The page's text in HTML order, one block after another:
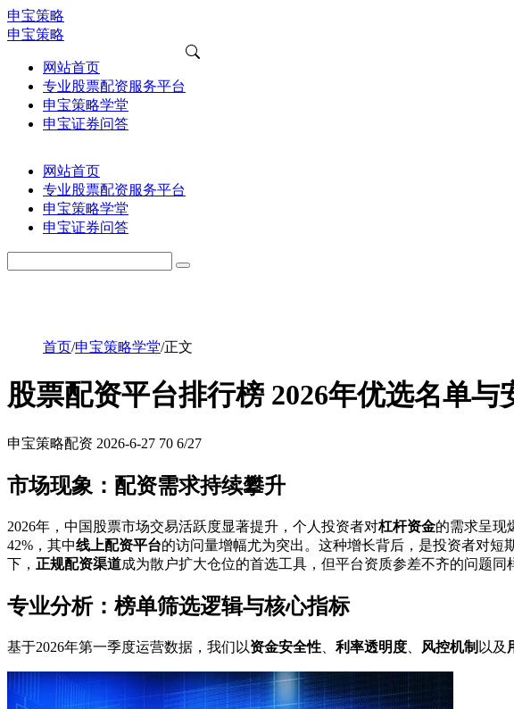
申宝策略
申宝策略
网站首页
专业股票配资服务平台
申宝策略学堂
申宝证券问答
网站首页
专业股票配资服务平台
申宝策略学堂
申宝证券问答
首页/申宝策略学堂/正文
股票配资平台排行榜 2026年优选名单与
申宝策略配资 2026-6-27 70 6/27
市场现象：配资需求持续攀升
2026年，中国股票市场交易活跃度显著提升，个人投资者对杠杆资金的需求呈现
42%，其中线上配资平台的访问量增幅尤为突出。这种增长背后，是投资者对
下， 正规配资渠道成为散户扩大仓位的首选工具，但平台资质参差不齐的问题同
专业分析：榜单筛选逻辑与核心指标
基于2026年第一季度运营数据，我们以资金安全性 利率透明度 风控机制 以及